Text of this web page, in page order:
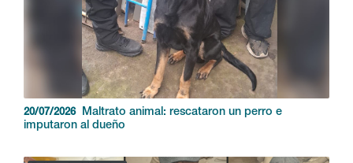
20/07/2026
Maltrato animal: rescataron un perro e
imputaron al dueño